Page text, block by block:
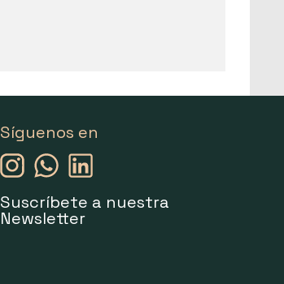
Síguenos en
Suscríbete a nuestra
Newsletter